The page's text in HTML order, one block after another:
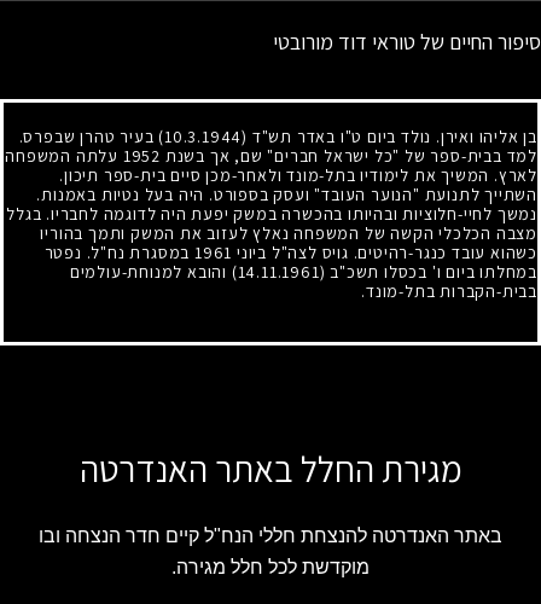
סיפור החיים של טוראי דוד מורובטי
בן אליהו ואירן. נולד ביום ט"ו באדר תש"ד (10.3.1944)
בעיר טהרן שבפרס.
למד בבית-ספר של "כל ישראל חברים" שם, אך בשנת 1952 עלתה המשפחה
לארץ. המשיך את לימודיו בתל-מונד ולאחר-מכן סיים בית-ספר תיכון.
השתייך לתנועת "הנוער העובד" ועסק בספורט. היה בעל נטיות באמנות.
נמשך לחיי-חלוציות ובהיותו בהכשרה במשק יפעת היה לדוגמה לחבריו. בגלל
מצבה הכלכלי הקשה של המשפחה נאלץ לעזוב את המשק ותמך בהוריו
כשהוא עובד כנגר-רהיטים. גויס לצה"ל ביוני 1961 במסגרת נח"ל. נפטר
במחלתו ביום ו' בכסלו תשכ"ב (14.11.1961)
והובא למנוחת-עולמים
בבית-הקברות בתל-מונד.
מגירת החלל באתר האנדרטה
באתר האנדרטה להנצחת חללי הנח"ל קיים חדר הנצחה ובו
מוקדשת לכל חלל מגירה.